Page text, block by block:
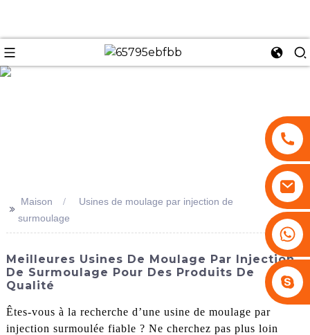
+86 13530645990
Stephenhuang2010
>>
Maison
Usines de moulage par injection de
surmoulage
Meilleures Usines De Moulage Par Injection
De Surmoulage Pour Des Produits De
Qualité
Êtes-vous à la recherche d’une usine de moulage par
injection surmoulée fiable ? Ne cherchez pas plus loin